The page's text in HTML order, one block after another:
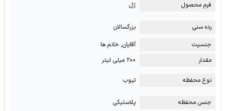
فرم محصول ژل
رده سنی
بزرگسالان
جنسیت
آقایان, خانم ها
مقدار
۲۰۰ میلی لیتر
نوع محفظه تیوب
جنس محفظه پلاستیکی